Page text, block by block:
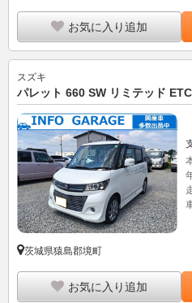
パレット 660 SW リミテッド
茨城県猿島郡境町
お気に入り追加